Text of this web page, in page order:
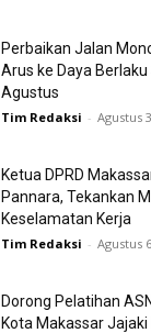
Perbaikan Jalan
Arus ke Daya
Agustus
Tim Redaksi - Agustus
Ketua DPRD
Pannara, Tekankan
Keselamatan Kerja
Tim Redaksi - Agustus
Dorong Pelatihan
Kota Makassar